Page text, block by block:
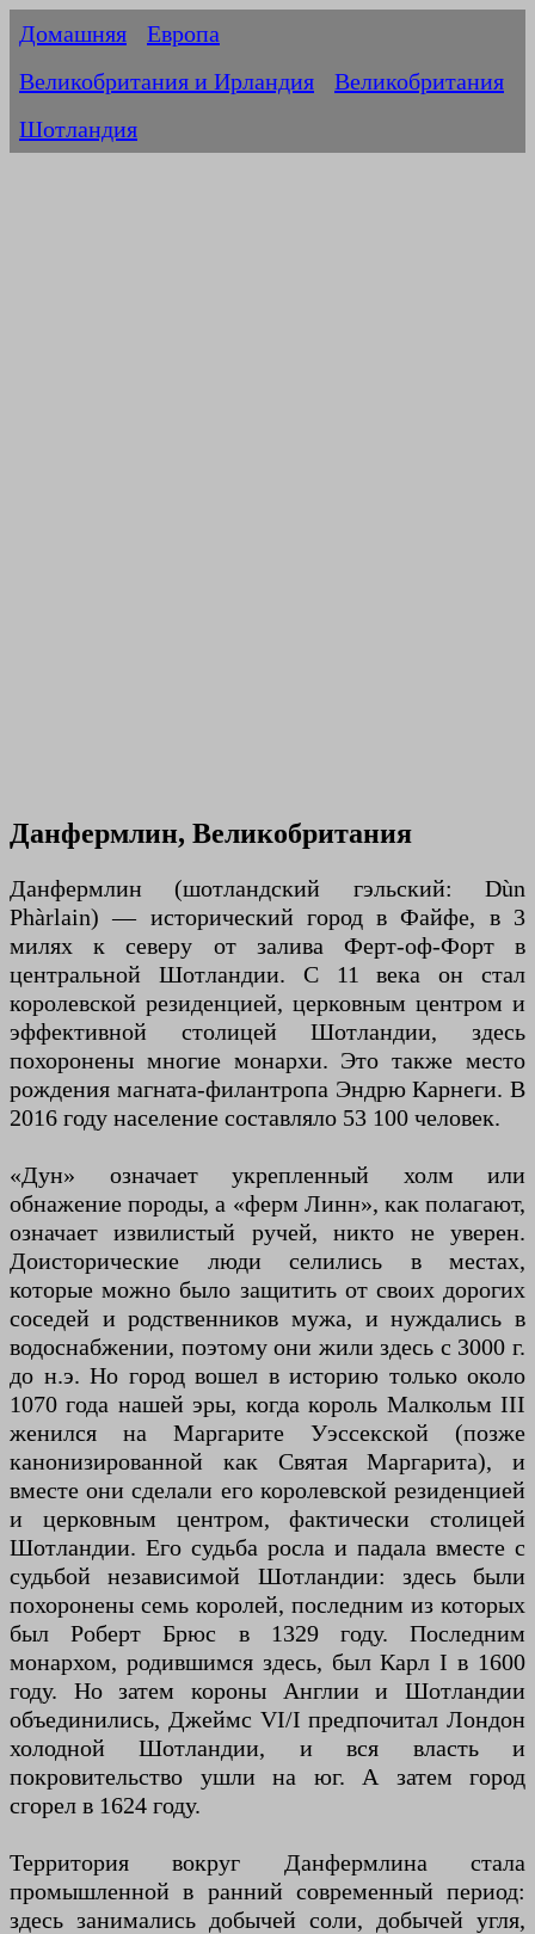
Домашняя
Европа
Великобритания и Ирландия
Великобритания
Шотландия
Данфермлин, Великобритания
Данфермлин (шотландский гэльский: Dùn
Phàrlain) — исторический город в Файфе, в 3
милях к северу от залива Ферт-оф-Форт в
центральной Шотландии. С 11 века он стал
королевской резиденцией, церковным центром и
эффективной столицей Шотландии, здесь
похоронены многие монархи. Это также место
рождения магната-филантропа Эндрю Карнеги. В
2016 году население составляло 53 100 человек.
«Дун» означает укрепленный холм или
обнажение породы, а «ферм Линн», как полагают,
означает извилистый ручей, никто не уверен.
Доисторические люди селились в местах,
которые можно было защитить от своих дорогих
соседей и родственников мужа, и нуждались в
водоснабжении, поэтому они жили здесь с 3000 г.
до н.э. Но город вошел в историю только около
1070 года нашей эры, когда король Малкольм III
женился на Маргарите Уэссекской (позже
канонизированной как Святая Маргарита), и
вместе они сделали его королевской резиденцией
и церковным центром, фактически столицей
Шотландии. Его судьба росла и падала вместе с
судьбой независимой Шотландии: здесь были
похоронены семь королей, последним из которых
был Роберт Брюс в 1329 году. Последним
монархом, родившимся здесь, был Карл I в 1600
году. Но затем короны Англии и Шотландии
объединились, Джеймс VI/I предпочитал Лондон
холодной Шотландии, и вся власть и
покровительство ушли на юг. А затем город
сгорел в 1624 году.
Территория вокруг Данфермлина стала
промышленной в ранний современный период:
здесь занимались добычей соли, добычей угля,